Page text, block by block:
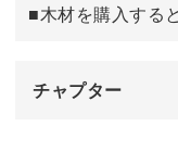
「土台」には開閉
引き出しを抜いて
ですよ。
■木材を購入する
チャプター